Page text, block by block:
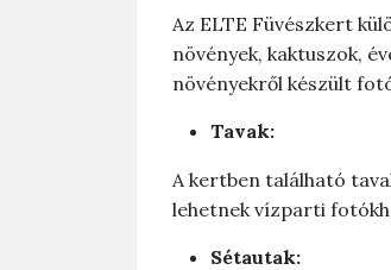
Az ELTE Füvészkert
növények, kaktuszok,
növényekről készült
Tavak:
A kertben található
lehetnek vízparti
Sétautak: